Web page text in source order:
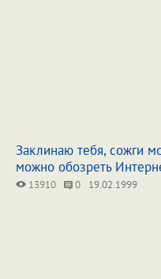
Заклинаю тебя, сожги
можно обозреть
13910 0 19.02.1999